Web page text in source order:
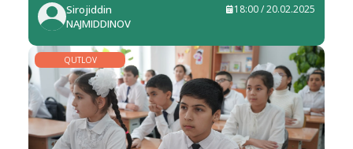
Sirojiddin
NAJMIDDINOV
18:00 / 20.02.2025
QUTLOV